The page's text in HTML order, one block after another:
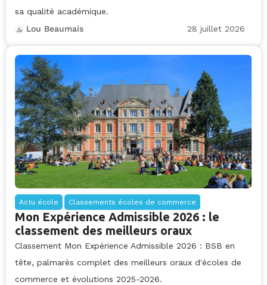
sa qualité académique.
Lou Beaumais
28 juillet 2026
Actu école Classements écoles de commerce
Mon Expérience Admissible 2026 : le
classement des meilleurs oraux
Classement Mon Expérience Admissible 2026 : BSB en
tête, palmarès complet des meilleurs oraux d'écoles de
commerce et évolutions 2025-2026.